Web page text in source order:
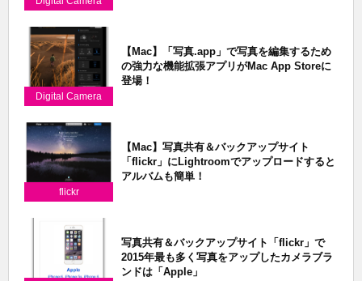
Digital Camera
【Mac】「写真.app」で写真を編集するため
の強力な機能拡張アプリがMac App Storeに
登場！
flickr
【Mac】写真共有＆バックアップサイト
「flickr」にLightroomでアップロードすると
アルバムも簡単！
写真共有＆バックアップサイト「flickr」で
2015年最も多く写真をアップしたカメラブラ
ンドは「Apple」